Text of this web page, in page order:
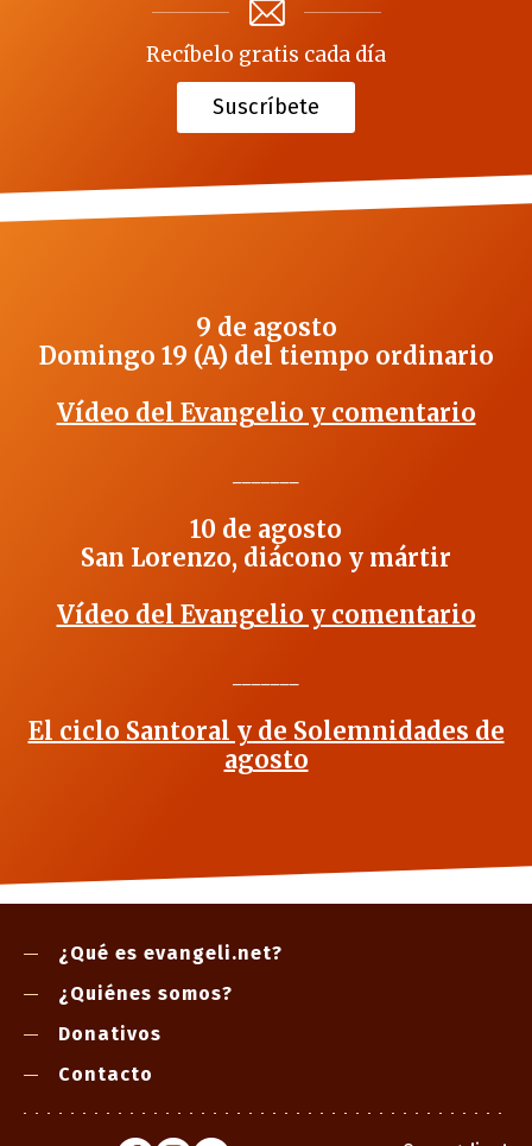
Recíbelo gratis cada día
Suscríbete
9 de agosto
Domingo 19 (A) del tiempo ordinario
Vídeo del Evangelio y comentario
10 de agosto
San Lorenzo, diácono y mártir
Vídeo del Evangelio y comentario
El ciclo Santoral y de Solemnidades de
agosto
¿Qué es evangeli.net?
¿Quiénes somos?
Donativos
Contacto